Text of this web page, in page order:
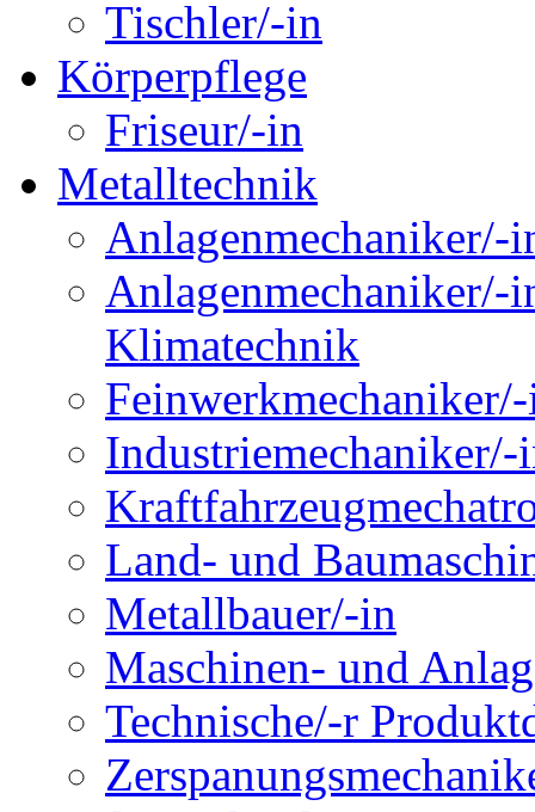
Tischler/-in
Körperpflege
Friseur/-in
Metalltechnik
Anlagenmechaniker/-
Anlagenmechaniker/-
Klimatechnik
Industriemechaniker/-
Land- und
Metallbauer/-in
Maschinen- und
Technische/-r